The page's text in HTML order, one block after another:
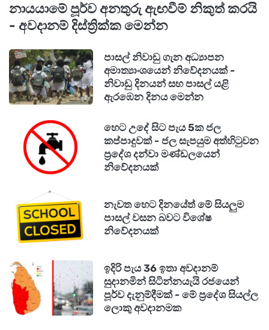
නායයාමේ පූර්ව අනතුරු ඇඟවීම් නිකුත් කරයි
- අවදානම් දිස්ත්‍රික්ක මෙන්න
පාසල් නිවාඩු ගැන අධ්‍යාපන
අමාත්‍යාංශයෙන් නිවේදනයක් -
නිවාඩු දිනයන් සහ පාසල් යළි
ඇරඹෙන දිනය මෙන්න
හෙට උදේ සිට පැය 5ක ජල
කප්පාදුවක් - ජල සැපයුම අත්හිටුවන
ප්‍රදේශ දන්වා මණ්ඩලයෙන්
නිවේදනයක්
නැවත හෙට දිනයේත් මේ සියලුම
පාසල් වසන බවට විශේෂ
නිවේදනයක්
ඉදිරි පැය 36 ඉතා අවදානම්
සුදානමින් සිටින්නයැයි රජයෙන්
පූර්ව දැනුම්දීමක් - මේ ප්‍රදේශ සියල්ල
ලොකු අවදානමක